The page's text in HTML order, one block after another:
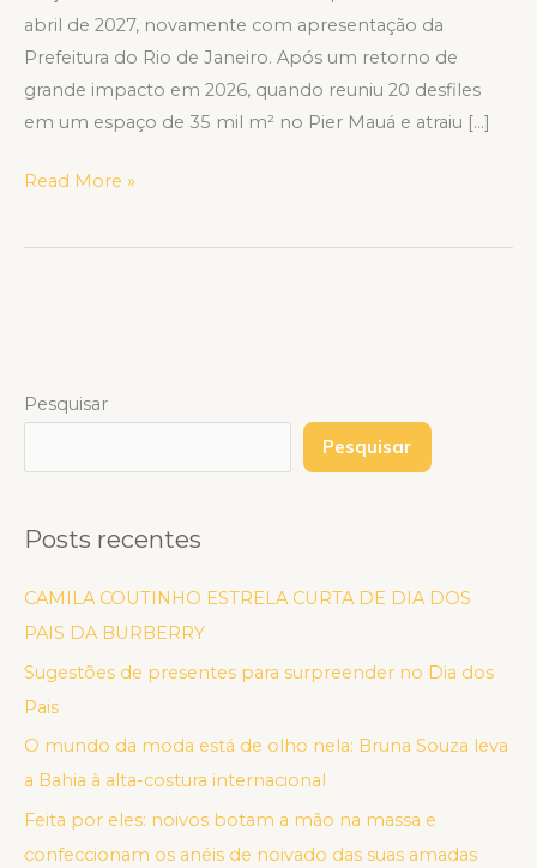
abril de 2027, novamente com apresentação da
Prefeitura do Rio de Janeiro. Após um retorno de
grande impacto em 2026, quando reuniu 20 desfiles
em um espaço de 35 mil m² no Pier Mauá e atraiu […]
Read More »
Pesquisar
Pesquisar
Posts recentes
CAMILA COUTINHO ESTRELA CURTA DE DIA DOS
PAIS DA BURBERRY
Sugestões de presentes para surpreender no Dia dos
Pais
O mundo da moda está de olho nela: Bruna Souza leva
a Bahia à alta-costura internacional
Feita por eles: noivos botam a mão na massa e
confeccionam os anéis de noivado das suas amadas